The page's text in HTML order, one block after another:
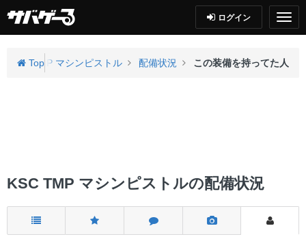
ログイン
Top
KSC TMP マシンピストル 配備状況 この装備を持ってた人
KSC TMP マシンピストルの配備状況